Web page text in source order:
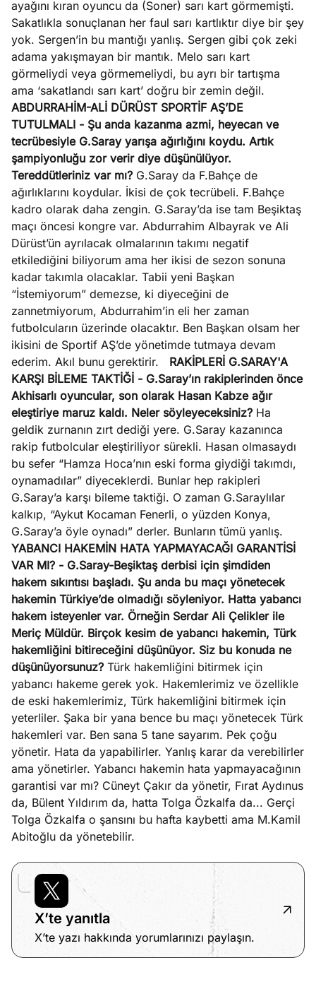
ayağını kıran oyuncu da (Soner) sarı kart görmemişti.
Sakatlıkla sonuçlanan her faul sarı kartlıktır diye bir şey
yok. Sergen’in bu mantığı yanlış. Sergen gibi çok zeki
adama yakışmayan bir mantık. Melo sarı kart
görmeliydi veya görmemeliydi, bu ayrı bir tartışma
ama ‘sakatlandı sarı kart’ doğru bir zemin değil.
ABDURRAHİM-ALİ DÜRÜST SPORTİF AŞ’DE
TUTULMALI - Şu anda kazanma azmi, heyecan ve
tecrübesiyle G.Saray yarışa ağırlığını koydu. Artık
şampiyonluğu zor verir diye düşünülüyor.
Tereddütleriniz var mı? G.Saray da F.Bahçe de
ağırlıklarını koydular. İkisi de çok tecrübeli. F.Bahçe
kadro olarak daha zengin. G.Saray’da ise tam Beşiktaş
maçı öncesi kongre var. Abdurrahim Albayrak ve Ali
Dürüst’ün ayrılacak olmalarının takımı negatif
etkilediğini biliyorum ama her ikisi de sezon sonuna
kadar takımla olacaklar. Tabii yeni Başkan
“İstemiyorum” demezse, ki diyeceğini de
zannetmiyorum, Abdurrahim’in eli her zaman
futbolcuların üzerinde olacaktır. Ben Başkan olsam her
ikisini de Sportif AŞ’de yönetimde tutmaya devam
ederim. Akıl bunu gerektirir. RAKİPLERİ G.SARAY'A
KARŞI BİLEME TAKTİĞİ - G.Saray’ın rakiplerinden önce
Akhisarlı oyuncular, son olarak Hasan Kabze ağır
eleştiriye maruz kaldı. Neler söyleyeceksiniz? Ha
geldik zurnanın zırt dediği yere. G.Saray kazanınca
rakip futbolcular eleştiriliyor sürekli. Hasan olmasaydı
bu sefer “Hamza Hoca’nın eski forma giydiği takımdı,
oynamadılar” diyeceklerdi. Bunlar hep rakipleri
G.Saray’a karşı bileme taktiği. O zaman G.Saraylılar
kalkıp, “Aykut Kocaman Fenerli, o yüzden Konya,
G.Saray’a öyle oynadı” derler. Bunların tümü yanlış.
YABANCI HAKEMİN HATA YAPMAYACAĞI GARANTİSİ
VAR MI? - G.Saray-Beşiktaş derbisi için şimdiden
hakem sıkıntısı başladı. Şu anda bu maçı yönetecek
hakemin Türkiye’de olmadığı söyleniyor. Hatta yabancı
hakem isteyenler var. Örneğin Serdar Ali Çelikler ile
Meriç Müldür. Birçok kesim de yabancı hakemin, Türk
hakemliğini bitireceğini düşünüyor. Siz bu konuda ne
düşünüyorsunuz? Türk hakemliğini bitirmek için
yabancı hakeme gerek yok. Hakemlerimiz ve özellikle
de eski hakemlerimiz, Türk hakemliğini bitirmek için
yeterliler. Şaka bir yana bence bu maçı yönetecek Türk
hakemleri var. Ben sana 5 tane sayarım. Pek çoğu
yönetir. Hata da yapabilirler. Yanlış karar da verebilirler
ama yönetirler. Yabancı hakemin hata yapmayacağının
garantisi var mı? Cüneyt Çakır da yönetir, Fırat Aydınus
da, Bülent Yıldırım da, hatta Tolga Özkalfa da... Gerçi
Tolga Özkalfa o şansını bu hafta kaybetti ama M.Kamil
Abitoğlu da yönetebilir.
X’te yanıtla
X’te yazı hakkında yorumlarınızı paylaşın.